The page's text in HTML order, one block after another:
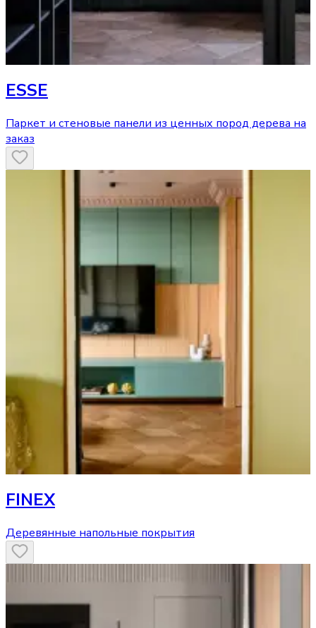
ESSE
Паркет и стеновые панели из ценных пород дерева на
заказ
FINEX
Деревянные напольные покрытия